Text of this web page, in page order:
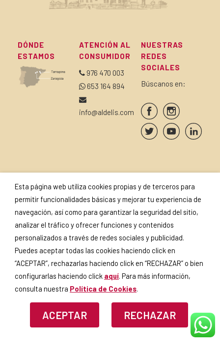
DÓNDE
ESTAMOS
ATENCIÓN AL
CONSUMIDOR
976 470 003
653 164 894
info@aldelis.com
NUESTRAS
REDES
SOCIALES
Búscanos en:
NEWSLETTER
Si continúas, aceptas lapolítica
de privacidad.
CERTIFICADOS
Esta página web utiliza cookies propias y de terceros para
permitir funcionalidades básicas y mejorar tu experiencia de
navegación, así como para garantizar la seguridad del sitio,
analizar el tráfico y ofrecer funciones y contenidos
personalizados a través de redes sociales y publicidad.
Puedes aceptar todas las cookies haciendo click en
“ACEPTAR”, rechazarlas haciendo click en “RECHAZAR” o bien
configurarlas haciendo click aquí. Para más información,
consulta nuestra Política de Cookies.
ACEPTAR RECHAZAR